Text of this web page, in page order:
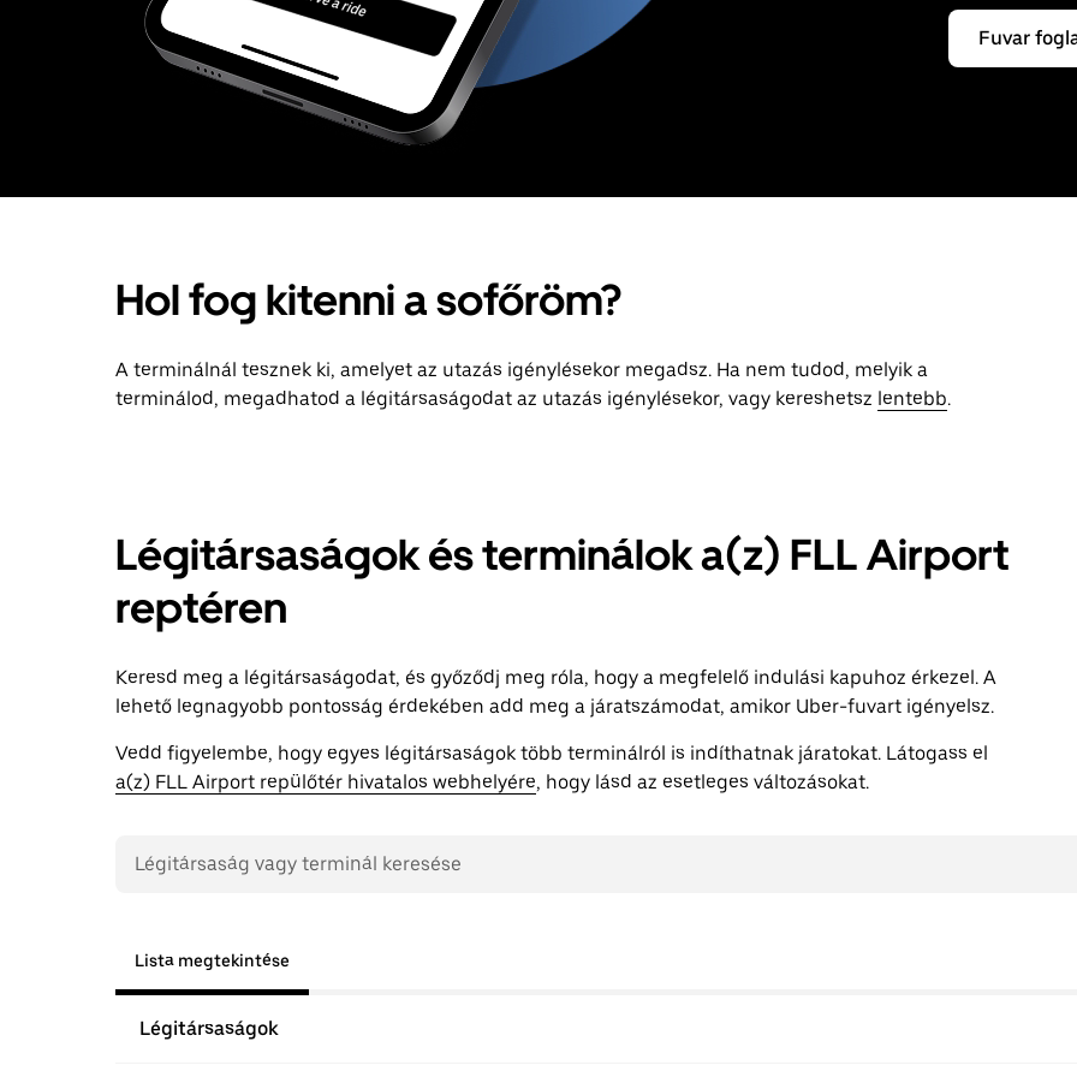
Fuvar
Hol fog kitenni a sofőröm?
A terminálnál tesznek ki, amelyet az utazás igénylésekor megadsz. Ha nem tudod, melyik a
terminálod, megadhatod a légitársaságodat az utazás igénylésekor, vagy kereshetsz lentebb.
Légitársaságok és terminálok a(z) FLL Airport
reptéren
Keresd meg a légitársaságodat, és győződj meg róla, hogy a megfelelő indulási kapuhoz érkezel. A
lehető legnagyobb pontosság érdekében add meg a járatszámodat, amikor Uber-fuvart igényelsz.
Vedd figyelembe, hogy egyes légitársaságok több terminálról is indíthatnak járatokat. Látogass el
a(z) FLL Airport repülőtér hivatalos webhelyére, hogy lásd az esetleges változásokat.
Lista megtekintése
Légitársaságok